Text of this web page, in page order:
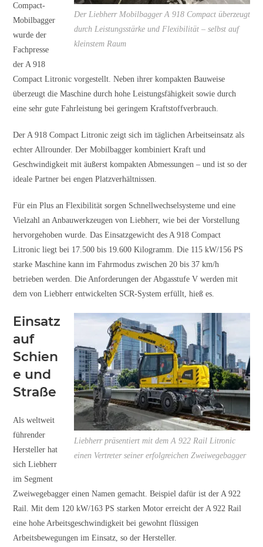
Der Liebherr Mobilbagger A 918 Compact überzeugt
durch Leistungsstärke und Flexibilität – selbst auf
kleinstem Raum
Compact-
Mobilbagger
wurde der
Fachpresse
der A 918
Compact Litronic vorgestellt. Neben ihrer kompakten Bauweise
überzeugt die Maschine durch hohe Leistungsfähigkeit sowie durch
eine sehr gute Fahrleistung bei geringem Kraftstoffverbrauch.
Der A 918 Compact Litronic zeigt sich im täglichen Arbeitseinsatz als
echter Allrounder. Der Mobilbagger kombiniert Kraft und
Geschwindigkeit mit äußerst kompakten Abmessungen – und ist so der
ideale Partner bei engen Platzverhältnissen.
Für ein Plus an Flexibilität sorgen Schnellwechselsysteme und eine
Vielzahl an Anbauwerkzeugen von Liebherr, wie bei der Vorstellung
hervorgehoben wurde. Das Einsatzgewicht des A 918 Compact
Litronic liegt bei 17.500 bis 19.600 Kilogramm. Die 115 kW/156 PS
starke Maschine kann im Fahrmodus zwischen 20 bis 37 km/h
betrieben werden. Die Anforderungen der Abgasstufe V werden mit
dem von Liebherr entwickelten SCR-System erfüllt, hieß es.
Liebherr präsentiert mit dem A 922 Rail Litronic
einen Vertreter seiner erfolgreichen Zweiwegebagger
Einsatz
auf
Schien
e und
Straße
Als weltweit
führender
Hersteller hat
sich Liebherr
im Segment
Zweiwegebagger einen Namen gemacht. Beispiel dafür ist der A 922
Rail. Mit dem 120 kW/163 PS starken Motor erreicht der A 922 Rail
eine hohe Arbeitsgeschwindigkeit bei gewohnt flüssigen
Arbeitsbewegungen im Einsatz, so der Hersteller.